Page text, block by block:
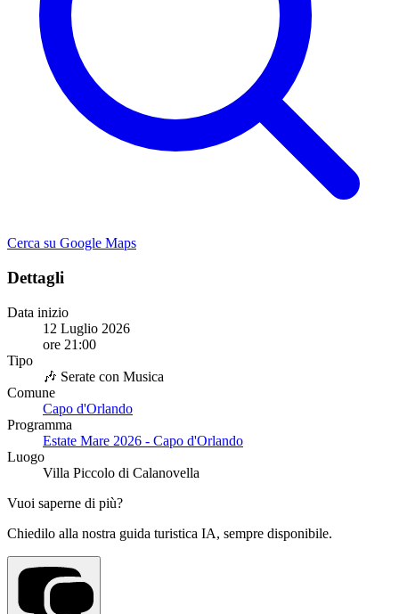
Cerca su Google Maps
Dettagli
Data inizio
12 Luglio 2026
ore 21:00
Tipo
🎶 Serate con Musica
Comune
Capo d'Orlando
Programma
Estate Mare 2026 - Capo d'Orlando
Luogo
Villa Piccolo di Calanovella
Vuoi saperne di più?
Chiedilo alla nostra guida turistica IA, sempre disponibile.